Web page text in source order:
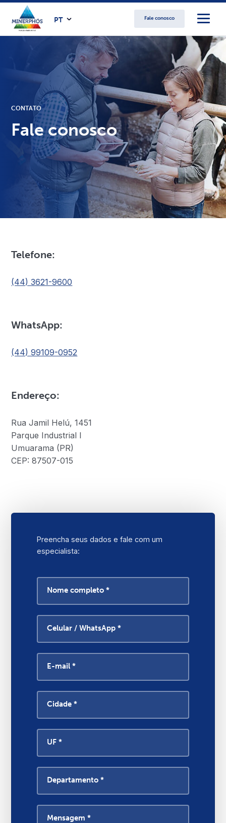
Fale conosco
PT
CONTATO
Fale conosco
Telefone:
(44) 3621-9600
WhatsApp:
(44) 99109-0952
Endereço:
Rua Jamil Helú, 1451
Parque Industrial I
Umuarama (PR)
CEP: 87507-015
Preencha seus dados e fale com um
especialista:
Nome completo *
Celular / WhatsApp *
E-mail *
Cidade *
UF *
Departamento *
Mensagem *